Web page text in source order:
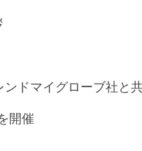
ドマイグローブ社と
開催